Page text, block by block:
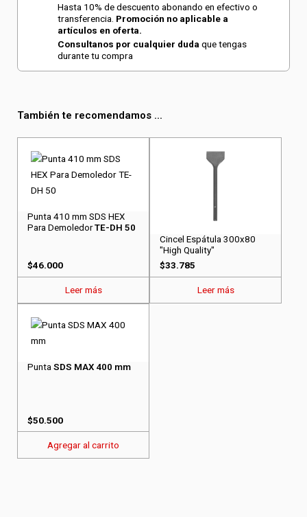
Hasta 10% de descuento abonando en efectivo o
transferencia. Promoción no aplicable a
artículos en oferta.
Consultanos por cualquier duda que tengas
durante tu compra
También te recomendamos ...
Punta 410 mm SDS HEX
Para DemoledorTE-DH 50
$46.000
Leer más
Cincel Espátula 300x80
"High Quality"
$33.785
Leer más
Punta SDS MAX 400 mm
$50.500
Agregar al carrito